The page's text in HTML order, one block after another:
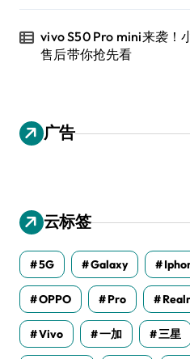
vivo S50 Pro mini来袭！
售后带你抢先看
广告
云标签
5G Galaxy
OPPO Pro
Vivo 一加 三星